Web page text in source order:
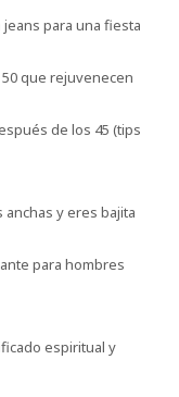
para una fiesta
que rejuvenecen
de los 45 (tips
y eres bajita
para hombres
espiritual y